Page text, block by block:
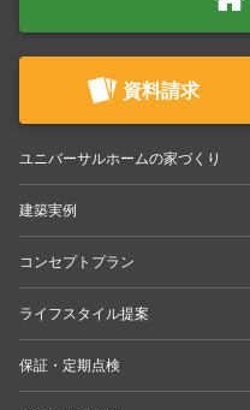
資料請求
ユニバーサルホームの家づくり
建築実例
コンセプトプラン
ライフスタイル提案
保証・定期点検